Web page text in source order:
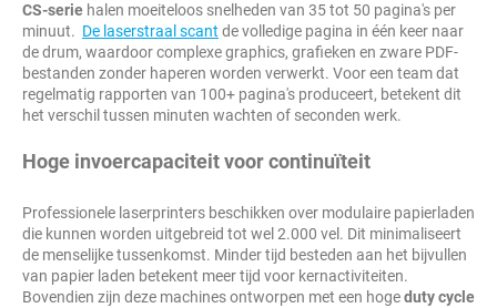
CS-serie halen moeiteloos snelheden van 35 tot 50 pagina's per
minuut. De laserstraal scant de volledige pagina in één keer naar
de drum, waardoor complexe graphics, grafieken en zware PDF-
bestanden zonder haperen worden verwerkt. Voor een team dat
regelmatig rapporten van 100+ pagina's produceert, betekent dit
het verschil tussen minuten wachten of seconden werk.
Hoge invoercapaciteit voor continuïteit
Professionele laserprinters beschikken over modulaire papierladen
die kunnen worden uitgebreid tot wel 2.000 vel. Dit minimaliseert
de menselijke tussenkomst. Minder tijd besteden aan het bijvullen
van papier laden betekent meer tijd voor kernactiviteiten.
Bovendien zijn deze machines ontworpen met een hogeduty cycle